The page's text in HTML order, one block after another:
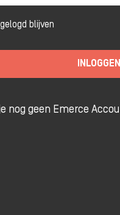
blijven
INLOGGEN
nog geen Emerce